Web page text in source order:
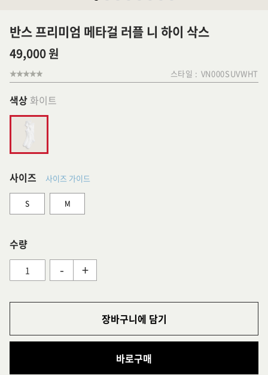
반스 프리미엄 메타걸 러플 니 하이 삭스
49,000 원
스타일 : VN000SUVWHT
색상 화이트
사이즈 사이즈 가이드
S M
수량
- +
장바구니에 담기
바로구매